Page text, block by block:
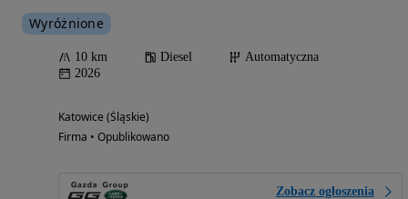
Wyróżnione
10 km Diesel
Automatyczna
2026
Katowice (Śląskie)
Firma • Opublikowano
Zobacz ogłoszenia